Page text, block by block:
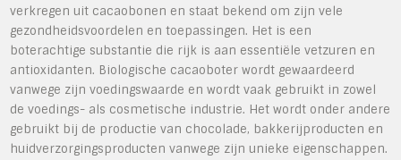
verkregen uit cacaobonen en staat bekend om zijn vele
gezondheidsvoordelen en toepassingen. Het is een
boterachtige substantie die rijk is aan essentiële vetzuren en
antioxidanten. Biologische cacaoboter wordt gewaardeerd
vanwege zijn voedingswaarde en wordt vaak gebruikt in zowel
de voedings- als cosmetische industrie. Het wordt onder andere
gebruikt bij de productie van chocolade, bakkerijproducten en
huidverzorgingsproducten vanwege zijn unieke eigenschappen.